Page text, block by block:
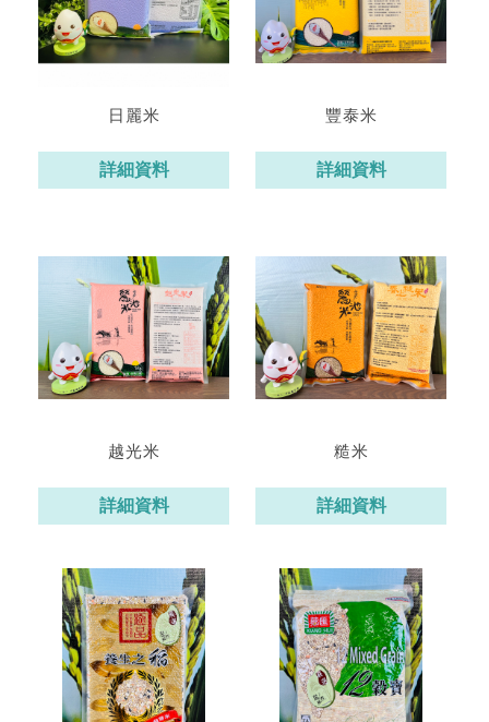
日麗米
詳細資料
豐泰米
詳細資料
越光米
詳細資料
糙米
詳細資料